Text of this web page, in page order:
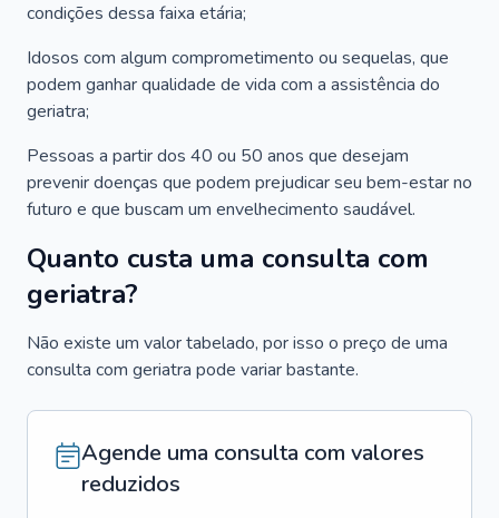
condições dessa faixa etária;
Idosos com algum comprometimento ou sequelas, que
podem ganhar qualidade de vida com a assistência do
geriatra;
Pessoas a partir dos 40 ou 50 anos que desejam
prevenir doenças que podem prejudicar seu bem-estar no
futuro e que buscam um envelhecimento saudável.
Quanto custa uma consulta com
geriatra?
Não existe um valor tabelado, por isso o preço de uma
consulta com geriatra pode variar bastante.
Agende uma consulta com valores
reduzidos